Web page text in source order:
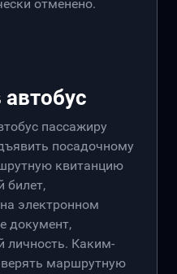
отменено.
пассажиру
посадочному
квитанцию
билет,
электронном
документ,
личность. Каким-
маршрутную